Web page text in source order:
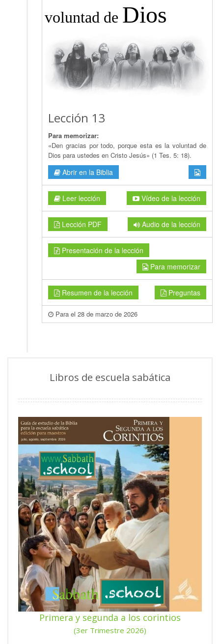
voluntad de Dios
Lección 13
Para memorizar:
«Den gracias por todo, porque esta es la voluntad de
Dios para ustedes en Cristo Jesús» (1 Tes. 5: 18).
Abrir en la Biblia
Leer lección Vídeo de la lección
Lección PDF Audio de la lección
Presentación de la lección
Para memorizar
Resumen de la lección Preguntas
Para el 28 de marzo de 2026
Libros de escuela sabática
Primera y segunda a los corintios
(3er Trimestre 2026)